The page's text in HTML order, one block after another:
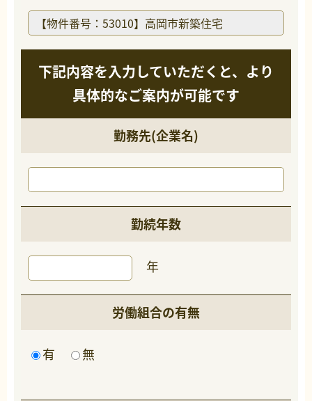
下記内容を入力していただくと、より
具体的なご案内が可能です
勤務先(企業名)
勤続年数
年
労働組合の有無
有 無